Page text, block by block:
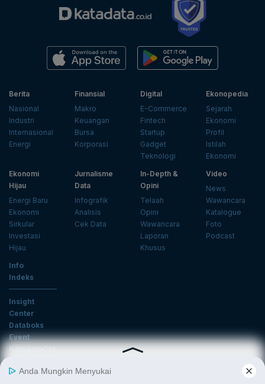
Berita
Nasional
Industri
Internasional
Energi
Finansial
Makro
Keuangan
Bursa
Korporasi
Digital
E-Commerce
Fintech
Startup
Gadget
Teknologi
Ekonopedia
Sejarah
Ekonomi
Profil
Istilah
Ekonomi
Ekonomi
Hijau
Energi Baru
Ekonomi
Sirkular
Investasi
Hijau
Jurnalisme
Data
Infografik
Analisis
Cek Data
In-Depth &
Opini
Telaah
Opini
Wawancara
Laporan
Khusus
Video
News
Wawancara
Katalogue
Foto
Podcast
Info
Indeks
Insight
Center
Databoks
Event
KatadataOto